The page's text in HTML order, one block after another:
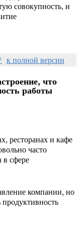
совокупность, и
к полной версии
что
работы
ресторанах и кафе
часто
в сфере
компании, но